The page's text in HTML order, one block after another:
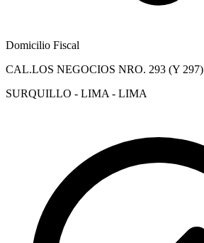
Domicilio Fiscal
CAL.LOS NEGOCIOS NRO. 293 (Y 297)
SURQUILLO - LIMA - LIMA